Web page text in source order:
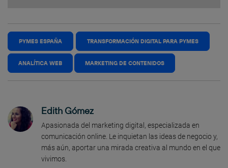
PYMES ESPAÑA TRANSFORMACIÓN DIGITAL PARA PYMES
ANALÍTICA WEB MARKETING DE CONTENIDOS
Edith Gómez
Apasionada del marketing digital, especializada en
comunicación online. Le inquietan las ideas de negocio y,
más aún, aportar una mirada creativa al mundo en el que
vivimos.